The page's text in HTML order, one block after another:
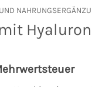
Hyaluron